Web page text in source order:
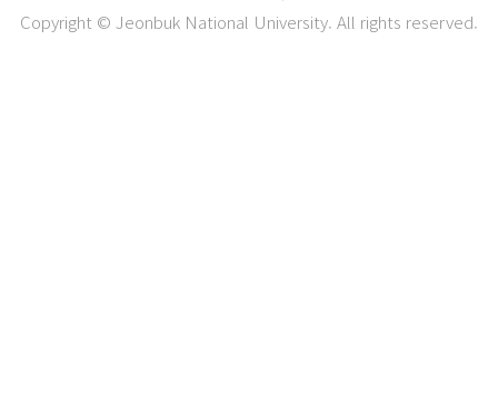
Copyright © Jeonbuk National University. All rights reserved.